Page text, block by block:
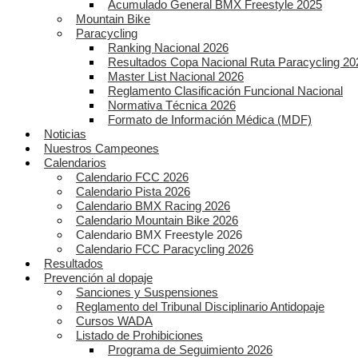
Acumulado General BMX Freestyle 2025
Mountain Bike
Paracycling
Ranking Nacional 2026
Resultados Copa Nacional Ruta Paracycling
Master List Nacional 2026
Reglamento Clasificación Funcional Nacional
Normativa Técnica 2026
Formato de Información Médica (MDF)
Noticias
Nuestros Campeones
Calendarios
Calendario FCC 2026
Calendario Pista 2026
Calendario BMX Racing 2026
Calendario Mountain Bike 2026
Calendario BMX Freestyle 2026
Calendario FCC Paracycling 2026
Resultados
Prevención al dopaje
Sanciones y Suspensiones
Reglamento del Tribunal Disciplinario Antidopaje
Cursos WADA
Listado de Prohibiciones
Programa de Seguimiento 2026